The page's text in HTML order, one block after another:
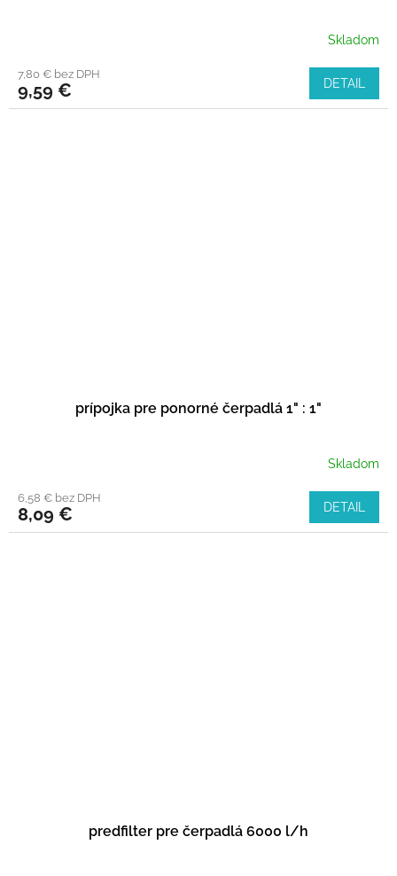
Skladom
7,80 € bez DPH
9,59 € DETAIL
prípojka pre ponorné čerpadlá 1" : 1"
Skladom
6,58 € bez DPH
8,09 € DETAIL
predfilter pre čerpadlá 6000 l/h